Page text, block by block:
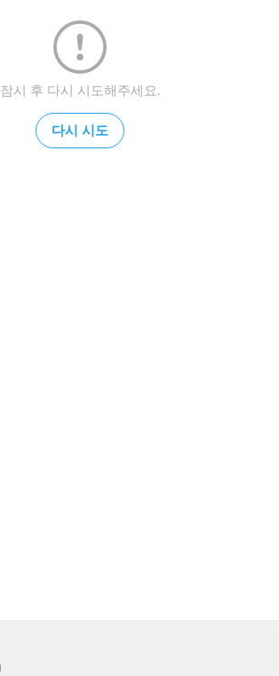
잠시 후 다시 시도해주세요.
다시 시도